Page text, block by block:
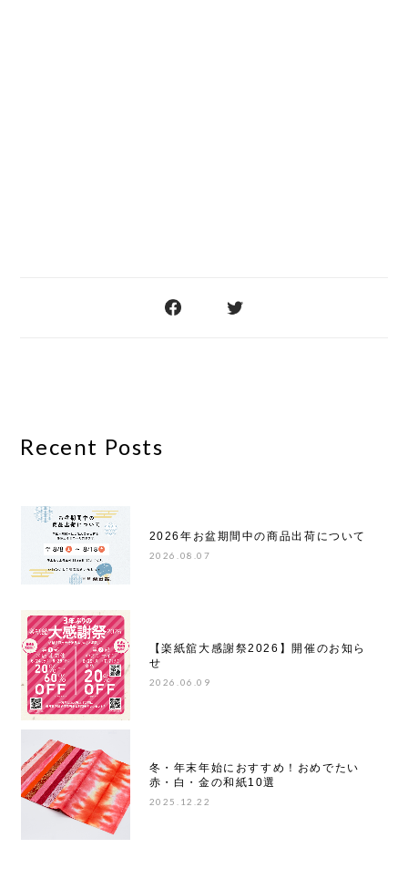
Recent Posts
2026年お盆期間中の商品出荷について
2026.08.07
【楽紙舘大感謝祭2026】開催のお知ら
せ
2026.06.09
冬・年末年始におすすめ！おめでたい
赤・白・金の和紙10選
2025.12.22